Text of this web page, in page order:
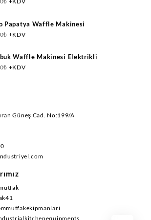
Papatya Waffle Makinesi
₺ +KDV
Waffle Makinesi Elektrikli
₺ +KDV
Güneş Cad. No:199/A